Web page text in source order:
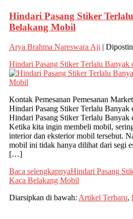
Hindari Pasang Stiker
Belakang Mobil
Arya Brahma Nareswara Aji |
Hindari Pasang Stiker Terlalu
Kontak Pemesanan Pemesanan
Hindari Pasang Stiker Terlalu
Hindari Pasang Stiker Terlalu
Ketika kita ingin membeli mobil,
interior dan eksterior mobil tersebut.
mobil ini tidak hanya dilihat dari segi
[…]
Baca selengkapnyaHindari Pasang
Kaca Belakang Mobil
Diarsipkan di bawah: Artikel Terbaru,